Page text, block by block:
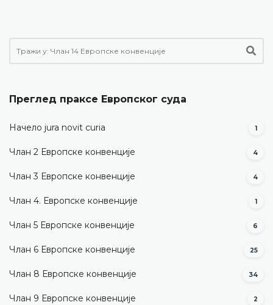
Преглед праксе Европског суда
Начело jura novit curia 1
Члан 2 Европске конвенције 4
Члан 3 Европске конвенције 4
Члан 4. Европске конвенције 1
Члан 5 Европске конвенције 6
Члан 6 Европске конвенције 25
Члан 8 Европске конвенције 34
Члан 9 Европске конвенције 2